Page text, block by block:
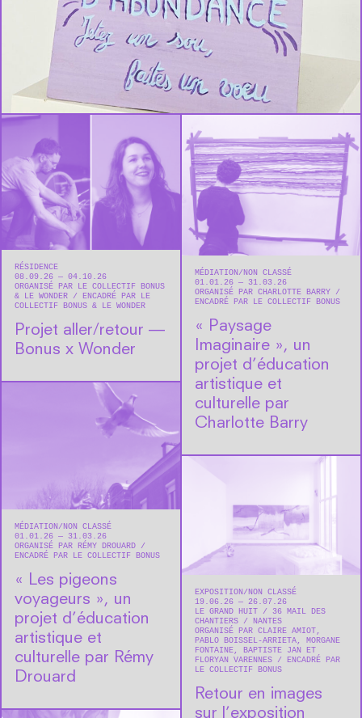
RÉSIDENCE
08.09.26 — 04.10.26
ORGANISÉ PAR LE COLLECTIF BONUS
& LE WONDER
ENCADRÉ PAR LE
COLLECTIF BONUS & LE WONDER
Projet aller/retour —
Bonus x Wonder
MÉDIATION
NON CLASSÉ
01.01.26 — 31.03.26
ORGANISÉ PAR CHARLOTTE BARRY
ENCADRÉ PAR LE COLLECTIF BONUS
« Paysage
Imaginaire », un
projet d’éducation
artistique et
culturelle par
Charlotte Barry
MÉDIATION
NON CLASSÉ
01.01.26 — 31.03.26
ORGANISÉ PAR RÉMY DROUARD
ENCADRÉ PAR LE COLLECTIF BONUS
« Les pigeons
voyageurs », un
projet d’éducation
artistique et
culturelle par Rémy
Drouard
EXPOSITION NON CLASSÉ
19.06.26 — 26.07.26
LE GRAND HUIT
36 MAIL DES
CHANTIERS
NANTES
ORGANISÉ PAR CLAIRE AMIOT,
PABLO BOISSEL-ARRIETA, MORGANE
FONTAINE, BAPTISTE JAN ET
FLORYAN VARENNES
ENCADRÉ PAR
LE COLLECTIF BONUS
Retour en images
sur l’exposition